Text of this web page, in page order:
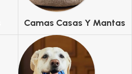
Camas Casas Y Mantas